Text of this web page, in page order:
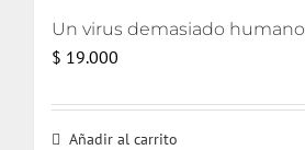
Un virus demasiado humano
$ 19.000
Añadir al carrito